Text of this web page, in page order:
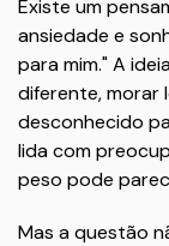
Existe um
ansiedade e
para mim." A
diferente, morar
desconhecido
lida com
peso pode
Mas a questão